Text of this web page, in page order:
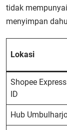
tidak
menyimpan
Lokasi
Shopee
ID
Hub